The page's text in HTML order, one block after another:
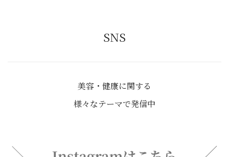
SNS
美容・健康に関する
様々なテーマで発信中